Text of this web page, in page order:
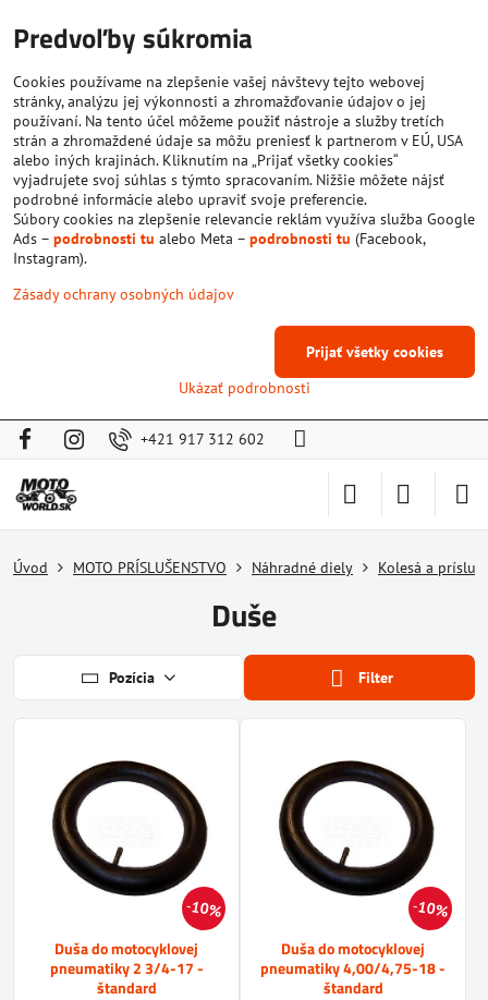
+421 917 312 602
Úvod MOTO PRÍSLUŠENSTVO Náhradné diely Kolesá a
Duše
Pozícia Filter
10%
Duša do motocyklovej
pneumatiky 2 3/4-17 -
štandard
10%
Duša do motocyklovej
pneumatiky 4,00/4,75-18 -
štandard
Predvoľby súkromia
Cookies používame na zlepšenie vašej návštevy tejto webovej
stránky, analýzu jej výkonnosti a zhromažďovanie údajov o jej
používaní. Na tento účel môžeme použiť nástroje a služby tretích
strán a zhromaždené údaje sa môžu preniesť k partnerom v EÚ, USA
alebo iných krajinách. Kliknutím na „Prijať všetky cookies“
vyjadrujete svoj súhlas s týmto spracovaním. Nižšie môžete nájsť
podrobné informácie alebo upraviť svoje preferencie.
Súbory cookies na zlepšenie relevancie reklám využíva služba Google
Ads – podrobnosti tu alebo Meta – podrobnosti tu (Facebook,
Instagram).
Zásady ochrany osobných údajov
Ukázať podrobnosti
Prijať všetky cookies